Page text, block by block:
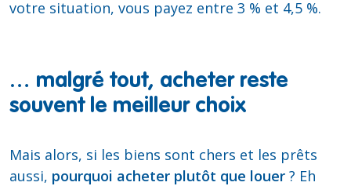
votre situation, vous payez entre 3 % et 4,5 %.
… malgré tout, acheter reste
souvent le meilleur choix
Mais alors, si les biens sont chers et les prêts
aussi, pourquoi acheter plutôt que louer ? Eh